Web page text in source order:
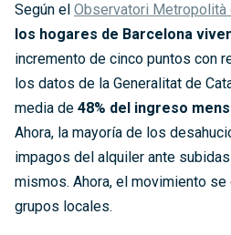
Según el Observatori Metropolità
los hogares de Barcelona
incremento de cinco puntos con
los datos de la Generalitat de
media de 48% del ingreso
Ahora, la mayoría de los
impagos del alquiler ante
mismos. Ahora, el movimiento
grupos locales.